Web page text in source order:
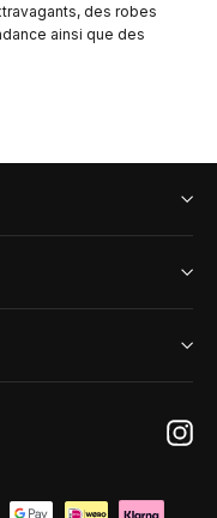
des robes
ainsi que des